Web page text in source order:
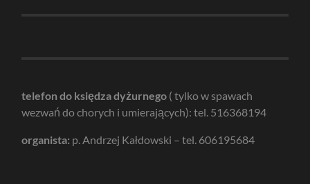
telefon do księdza dyżurnego ( tylko w spawach
wezwań do chorych i umierających): tel. 516368194
organista: p. Andrzej Kałdowski – tel. 606195684